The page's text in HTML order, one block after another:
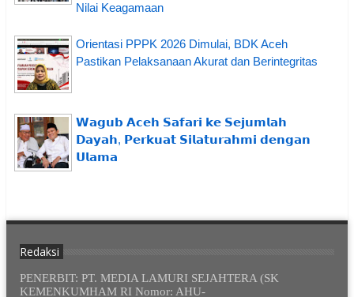
Nilai Keagamaan
Orientasi PPPK 2026 Dimulai, BDK Aceh
Pastikan Pelaksanaan Akurat dan Berintegritas
𝗪𝗮𝗴𝘂𝗯 𝗔𝗰𝗲𝗵 𝗦𝗮𝗳𝗮𝗿𝗶 𝗸𝗲 𝗦𝗲𝗷𝘂𝗺𝗹𝗮𝗵
𝗗𝗮𝘆𝗮𝗵, 𝗣𝗲𝗿𝗸𝘂𝗮𝘁 𝗦𝗶𝗹𝗮𝘁𝘂𝗿𝗮𝗵𝗺𝗶 𝗱𝗲𝗻𝗴𝗮𝗻
𝗨𝗹𝗮𝗺𝗮
Redaksi
PENERBIT: PT. MEDIA LAMURI SEJAHTERA (SK
KEMENKUMHAM RI Nomor: AHU-